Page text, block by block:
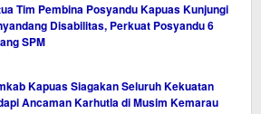
Tim Pembina Posyandu Kapuas Kunjungi
Disabilitas, Perkuat Posyandu 6
SPM
Kapuas Siagakan Seluruh Kekuatan
Ancaman Karhutla di Musim Kemarau